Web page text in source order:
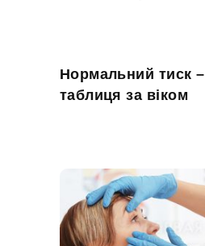
Нормальний тиск –
таблиця за віком